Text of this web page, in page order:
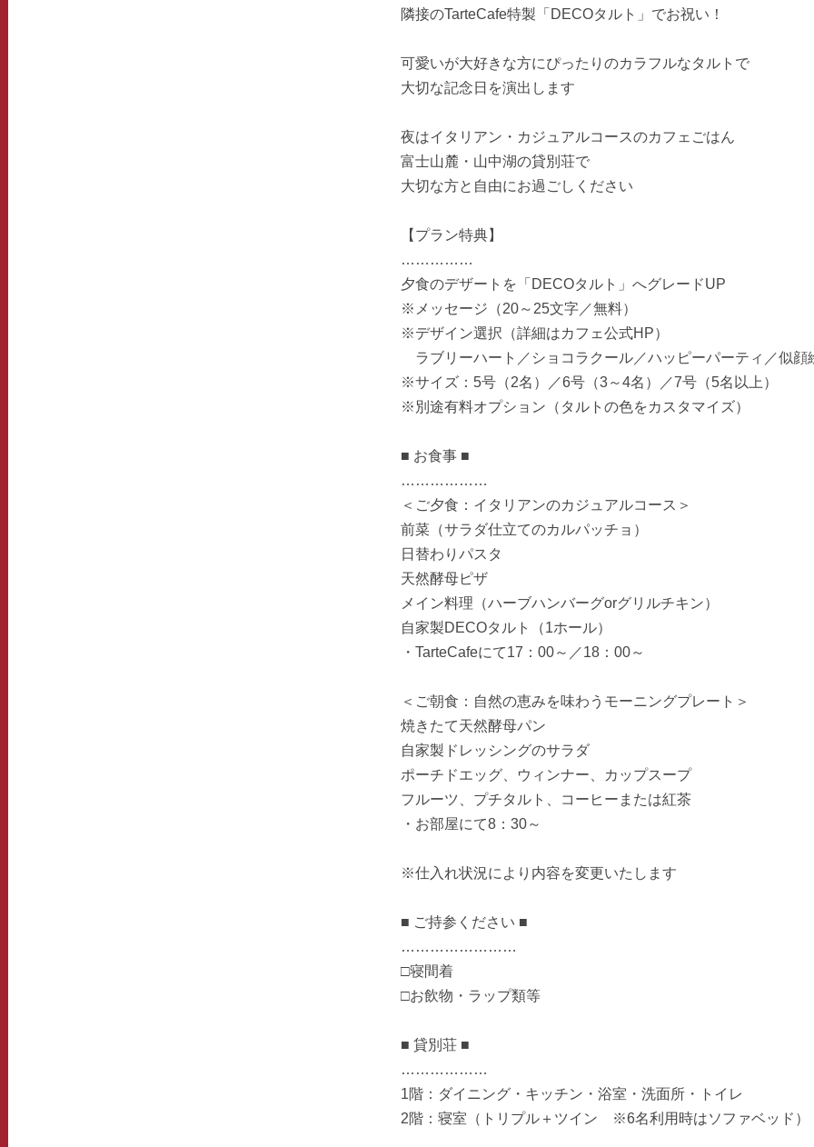
隣接のTarteCafe特製「DECOタルト」でお祝い！
可愛いが大好きな方にぴったりのカラフルなタルトで
大切な記念日を演出します
夜はイタリアン・カジュアルコースのカフェごはん
富士山麓・山中湖の貸別荘で
大切な方と自由にお過ごしください
【プラン特典】
……………
夕食のデザートを「DECOタルト」へグレードUP
※メッセージ（20～25文字／無料）
※デザイン選択（詳細はカフェ公式HP）
ラブリーハート／ショコラクール／ハッピーパーティ／似顔
※サイズ：5号（2名）／6号（3～4名）／7号（5名以上）
※別途有料オプション（タルトの色をカスタマイズ）
■ お食事 ■
………………
＜ご夕食：イタリアンのカジュアルコース＞
前菜（サラダ仕立てのカルパッチョ）
日替わりパスタ
天然酵母ピザ
メイン料理（ハーブハンバーグorグリルチキン）
自家製DECOタルト（1ホール）
・TarteCafeにて17：00～／18：00～
＜ご朝食：自然の恵みを味わうモーニングプレート＞
焼きたて天然酵母パン
自家製ドレッシングのサラダ
ポーチドエッグ、ウィンナー、カップスープ
フルーツ、プチタルト、コーヒーまたは紅茶
・お部屋にて8：30～
※仕入れ状況により内容を変更いたします
■ ご持参ください ■
……………………
□寝間着
□お飲物・ラップ類等
■ 貸別荘 ■
………………
1階：ダイニング・キッチン・浴室・洗面所・トイレ
2階：寝室（トリプル＋ツイン ※6名利用時はソファベッド）